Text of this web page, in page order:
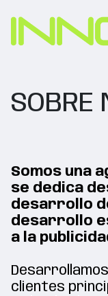
SOBRE
Somos una
se dedica
desarrollo
desarrollo
a la
clientes